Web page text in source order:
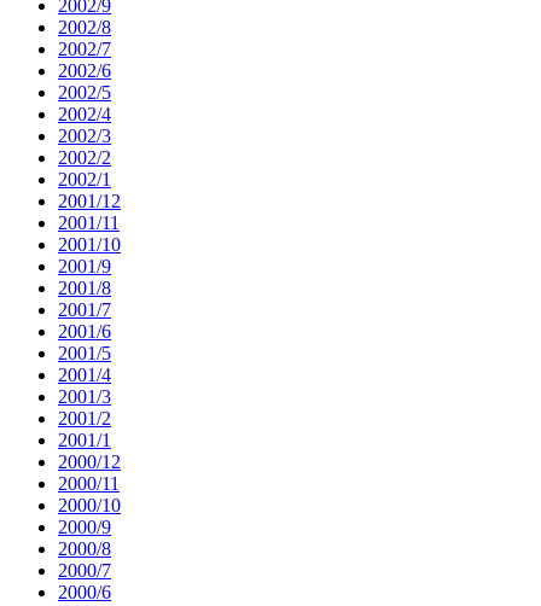
2002/9
2002/8
2002/7
2002/6
2002/5
2002/4
2002/3
2002/2
2002/1
2001/12
2001/11
2001/10
2001/9
2001/8
2001/7
2001/6
2001/5
2001/4
2001/3
2001/2
2001/1
2000/12
2000/11
2000/10
2000/9
2000/8
2000/7
2000/6